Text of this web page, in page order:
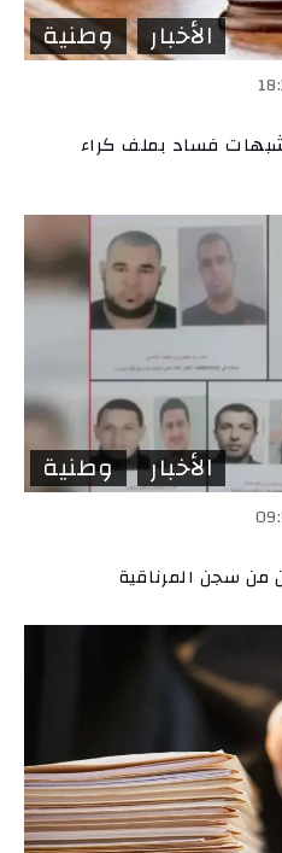
الأخبار وطنية
فساد بملف كراء
الأخبار وطنية
من سجن المرناقية